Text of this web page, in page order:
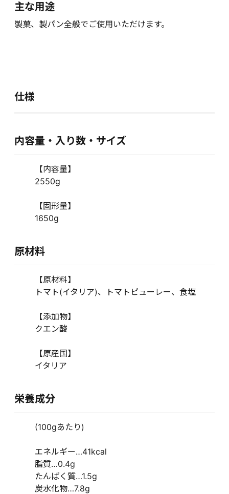
主な用途
製菓、製パン全般でご使用いただけます。
仕様
内容量・入り数・サイズ
【内容量】
2550g
【固形量】
1650g
原材料
【原材料】
トマト(イタリア)、トマトピューレー、食塩
【添加物】
クエン酸
【原産国】
イタリア
栄養成分
(100gあたり)
エネルギー…41kcal
脂質…0.4g
たんぱく質…1.5g
炭水化物…7.8g